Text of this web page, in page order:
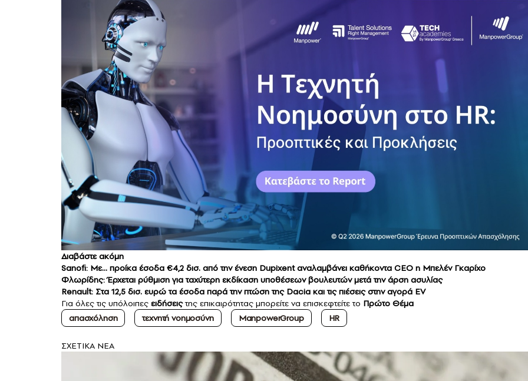
Διαβάστε ακόμη
Sanofi: Με… προίκα έσοδα €4,2 δισ. από την ένεση Dupixent αναλαμβάνει καθήκοντα CEO η Μπελέν Γκαρίχο
Φλωρίδης: Έρχεται ρύθμιση για ταχύτερη εκδίκαση υποθέσεων βουλευτών μετά την άρση ασυλίας
Renault: Στα 12,5 δισ. ευρώ τα έσοδα παρά την πτώση της Dacia και τις πιέσεις στην αγορά EV
Για όλες τις υπόλοιπες ειδήσειςτης επικαιρότητας μπορείτε να επισκεφτείτε το Πρώτο Θέμα
απασχόληση
τεχνητή νοημοσύνη ManpowerGroup HR
ΣXETIKA NEA